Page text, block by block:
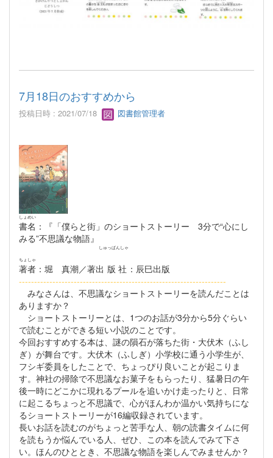
7月18日のおすすめから
投稿日時 : 2021/07/18 図書館管理者
書名
しょめい
：『「僕らと街」のショートストーリー 3分で“心にし
みる”不思議な物語』
著者
ちょしゃ
：堀 真潮／著出版社
しゅっぱんしゃ
：辰巳出版
--------------------------------------------------------------------
みなさんは、不思議なショートストーリーを読んだことは
ありますか？
ショートストーリーとは、1つのお話が3分から5分ぐらい
で読むことができる短い小説のことです。
今回おすすめする本は、謎の隕石が落ちた街・大伏木（ふし
ぎ）が舞台です。大伏木（ふしぎ）小学校に通う小学生が、
フシギ委員をしたことで、ちょっぴり良いことが起こりま
す。神社の掃除で不思議なお菓子をもらったり、猛暑日の午
後一時にどこかに現れるプールを追いかけ走ったりと、日常
に起こるちょっと不思議で、心がほんわか温かい気持ちにな
るショートストーリーが16編収録されています。
長いお話を読むのがちょっと苦手な人、朝の読書タイムに何
を読もうか悩んでいる人、ぜひ、この本を読んでみて下さ
い。ほんのひととき、不思議な物語を楽しんでみませんか？